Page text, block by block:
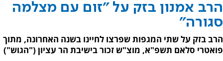
הרב אמנון בזק על "זום עם מצלמה
סגורה"
הרב בזק על שתי המגפות שפרצו לחיינו בשנה האחרונה, מתוך
פואטרי סלאם תשפ"א, מוצ"ש זכור בישיבת הר עציון ("הגוש")